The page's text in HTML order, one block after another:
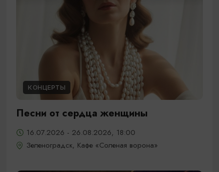
КОНЦЕРТЫ
Песни от сердца женщины
16.07.2026 - 26.08.2026, 18:00
Зеленоградск, Кафе «Соленая ворона»